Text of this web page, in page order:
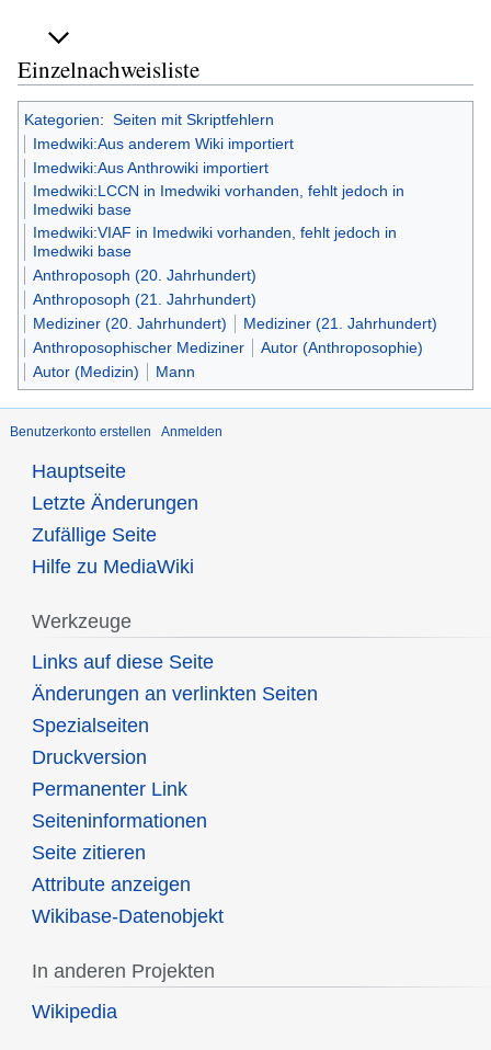
Einzelnachweisliste
Kategorien: Seiten mit Skriptfehlern
Imedwiki:Aus anderem Wiki importiert
Imedwiki:Aus Anthrowiki importiert
Imedwiki:LCCN in Imedwiki vorhanden, fehlt jedoch in
Imedwiki base
Imedwiki:VIAF in Imedwiki vorhanden, fehlt jedoch in
Imedwiki base
Anthroposoph (20. Jahrhundert)
Anthroposoph (21. Jahrhundert)
Mediziner (20. Jahrhundert)
Mediziner (21. Jahrhundert)
Anthroposophischer Mediziner
Autor (Anthroposophie)
Autor (Medizin)
Mann
Benutzerkonto erstellen Anmelden
Hauptseite
Letzte Änderungen
Zufällige Seite
Hilfe zu MediaWiki
Werkzeuge
Links auf diese Seite
Änderungen an verlinkten Seiten
Spezialseiten
Druckversion
Permanenter Link
Seiten­informationen
Seite zitieren
Attribute anzeigen
Wikibase-Datenobjekt
In anderen Projekten
Wikipedia